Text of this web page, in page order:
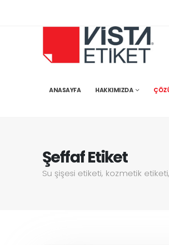
ANASAYFA HAKKIMIZDA
Şeffaf Etiket
Su şişesi etiketi, kozmetik